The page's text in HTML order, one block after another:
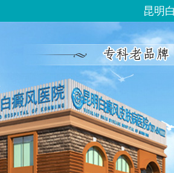
昆明